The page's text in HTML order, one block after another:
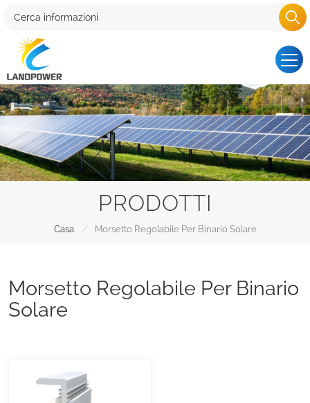
PRODOTTI
Casa / Morsetto Regolabile Per Binario Solare
Morsetto Regolabile Per Binario
Solare